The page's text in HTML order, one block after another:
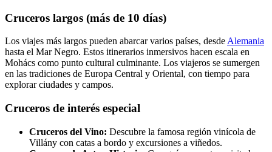
Cruceros largos (más de 10 días)
Los viajes más largos pueden abarcar varios países, desdeAlemania
hasta el Mar Negro. Estos itinerarios inmersivos hacen escala en
Mohács como punto cultural culminante. Los viajeros se sumergen
en las tradiciones de Europa Central y Oriental, con tiempo para
explorar ciudades y campos.
Cruceros de interés especial
Cruceros del Vino: Descubre la famosa región vinícola de
Villány con catas a bordo y excursiones a viñedos.